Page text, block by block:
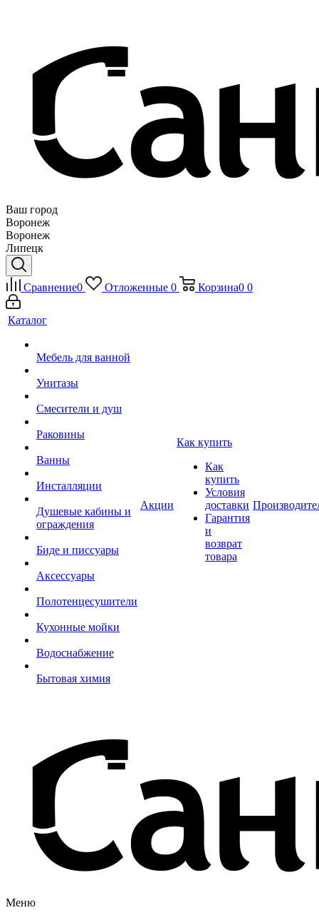
Ваш город
Воронеж
Воронеж
Липецк
Сравнение0 Отложенные 0 Корзина0 0
Каталог
Мебель для ванной
Унитазы
Смесители и душ
Раковины
Ванны
Инсталляции
Душевые кабины и
ограждения
Биде и писсуары
Аксессуары
Полотенцесушители
Кухонные мойки
Водоснабжение
Бытовая химия
Акции
Как купить
Как
купить
Условия
доставки
Гарантия
и
возврат
товара
Меню